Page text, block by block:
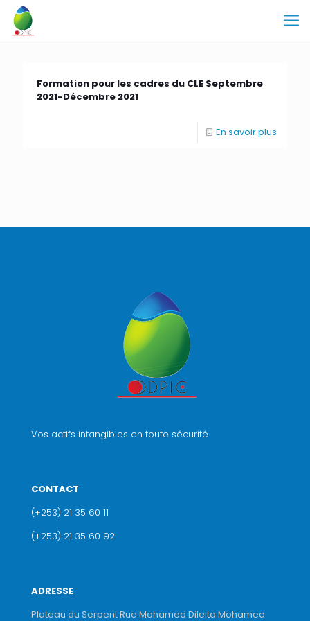
Formation pour les cadres du CLE Septembre
2021-Décembre 2021
En savoir plus
Vos actifs intangibles en toute sécurité
CONTACT
(+253) 21 35 60 11
(+253) 21 35 60 92
ADRESSE
Plateau du Serpent Rue Mohamed Dileita Mohamed